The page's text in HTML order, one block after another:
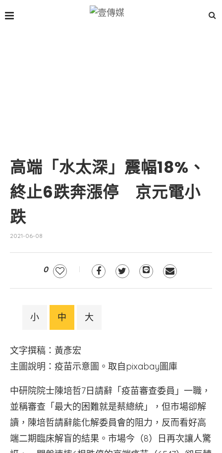
高端「水太深」震幅18%、
終止6跌奔漲停 京元電小
跌
2021-06-08
0
小 中 大
文字撰稿：黃彥宏
主圖說明：疫苗示意圖。取自pixabay圖庫
中研院院士陳培哲7日請辭「疫苗審查委員」一職，
並稱審查「最大的困難就是蔡總統」，但市場卻解
讀，陳培哲請辭能化解委員會的阻力，反而看好高
端二期臨床解盲的結果。市場今（8）日再次讓人驚